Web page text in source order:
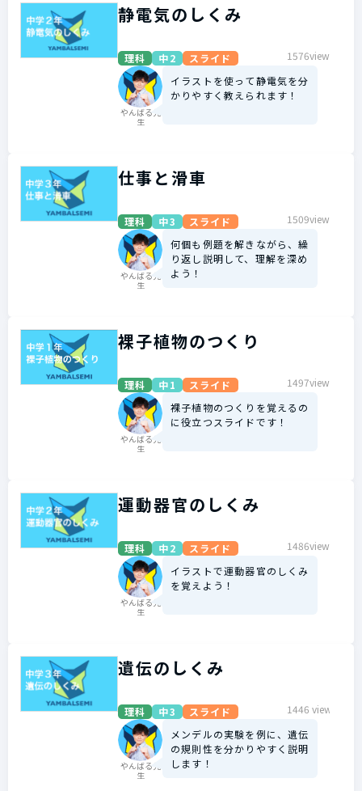
静電気のしくみ
理科 中2 スライド 1576view
やんばる先
生
イラストを使って静電気を分
かりやすく教えられます！
仕事と滑車
理科 中3 スライド 1509view
やんばる先
生
何個も例題を解きながら、繰
り返し説明して、理解を深め
よう！
裸子植物のつくり
理科 中1 スライド 1497view
やんばる先
生
裸子植物のつくりを覚えるの
に役立つスライドです！
運動器官のしくみ
理科 中2 スライド 1486view
やんばる先
生
イラストで運動器官のしくみ
を覚えよう！
遺伝のしくみ
理科 中3 スライド 1446 view
やんばる先
生
メンデルの実験を例に、遺伝
の規則性を分かりやすく説明
します！